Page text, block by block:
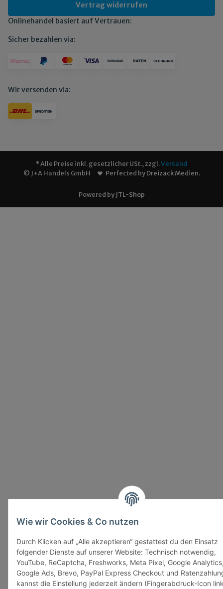
Wie wir Cookies & Co nutzen
Durch Klicken auf „Alle akzeptieren“ gestattest du den Einsatz
folgender Dienste auf unserer Website: Technisch notwendig,
YouTube, ReCaptcha, Freshworks, Meta Pixel, Google
Google Ads, Brevo, PayPal Express Checkout und
kannst die Einstellung jederzeit ändern (Fingerabdruck-Icon
Vertrag widerrufen
Onlinehandel basiert auf Vertrauen:
Sicher bezahlen via:
Wir versenden via:
* Alle Preise inkl. gesetzlicher USt., zzgl.Versand
© J+A Handels GmbH
Perfected byDreizack Medien.
Powered by JTL-Shop